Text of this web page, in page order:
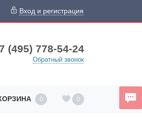
Вход и регистрация
(495) 778-54-24
Обратный звонок
0 0